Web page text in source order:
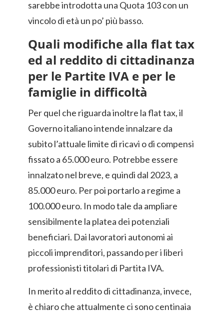
sarebbe introdotta una Quota 103 con un
vincolo di età un po’ più basso.
Quali modifiche alla flat tax
ed al reddito di cittadinanza
per le Partite IVA e per le
famiglie in difficoltà
Per quel che riguarda inoltre la flat tax, il
Governo italiano intende innalzare da
subito l’attuale limite di ricavi o di compensi
fissato a 65.000 euro. Potrebbe essere
innalzato nel breve, e quindi dal 2023, a
85.000 euro. Per poi portarlo a regime a
100.000 euro. In modo tale da ampliare
sensibilmente la platea dei potenziali
beneficiari. Dai lavoratori autonomi ai
piccoli imprenditori, passando per i liberi
professionisti titolari di Partita IVA.
In merito al reddito di cittadinanza, invece,
è chiaro che attualmente ci sono centinaia